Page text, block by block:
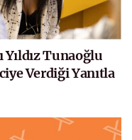
Yıldız Tunaoğlu
Verdiği Yanıtla